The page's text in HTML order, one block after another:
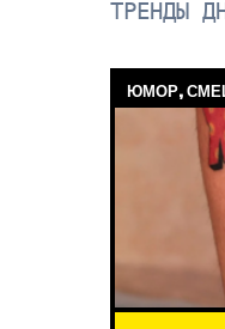
ТРЕНДЫ
ЮМОР,